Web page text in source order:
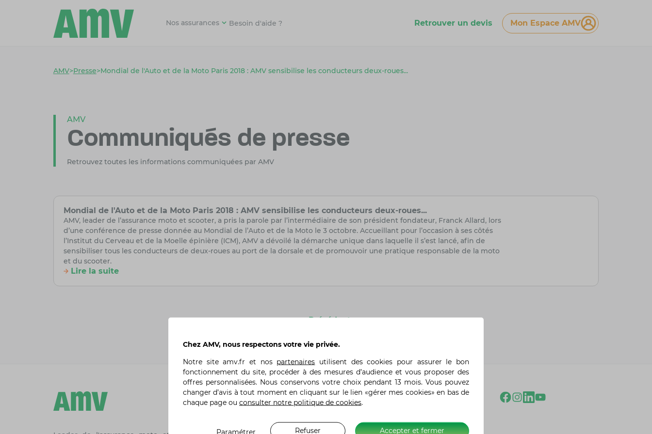
Nos assurances Besoin d'aide ? Retrouver un devis Mon Espace AMV
AMV>Presse>Mondial de l'Auto et de la Moto Paris 2018 : AMV sensibilise les conducteurs deux-roues...
AMV
Communiqués de presse
Retrouvez toutes les informations communiquées par AMV
Mondial de l'Auto et de la Moto Paris 2018 : AMV sensibilise les conducteurs deux-roues...
AMV, leader de l’assurance moto et scooter, a pris la parole par l’intermédiaire de son président fondateur, Franck Allard, lors
d’une conférence de presse donnée au Mondial de l’Auto et de la Moto le 3 octobre. Accueillant pour l’occasion à ses côtés
l’Institut du Cerveau et de la Moelle épinière (ICM), AMV a dévoilé la démarche unique dans laquelle il s’est lancé, afin de
sensibiliser tous les conducteurs de deux-roues au port de la dorsale et de promouvoir une pratique responsable de la moto
et du scooter.
Lire la suite
Précédent
A propos d’AMV Liens utiles
Mon Espace AMV
Chez AMV, nous respectons votre vie privée.
Notre siteamv.fr et nos partenaires utilisent des cookies pour assurer le bon
fonctionnement du site, procéder à des mesures d’audience et vous proposer des
offres personnalisées. Nous conservons votre choix pendant 13 mois. Vous pouvez
changer d’avis à tout moment en cliquant sur le lien «gérer mes cookies» en bas de
chaque page ou consulter notre politique de cookies.
Accepter et fermer
Refuser
Paramétrer